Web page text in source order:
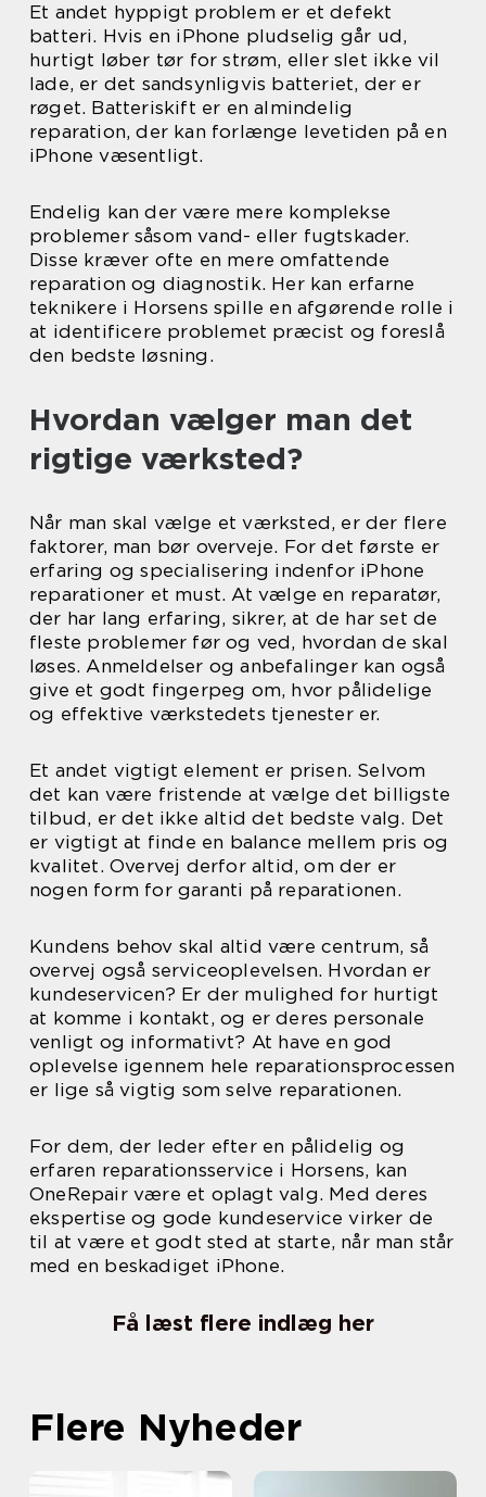
Et andet hyppigt problem er et defekt
batteri. Hvis en iPhone pludselig går ud,
hurtigt løber tør for strøm, eller slet ikke vil
lade, er det sandsynligvis batteriet, der er
røget. Batteriskift er en almindelig
reparation, der kan forlænge levetiden på en
iPhone væsentligt.
Endelig kan der være mere komplekse
problemer såsom vand- eller fugtskader.
Disse kræver ofte en mere omfattende
reparation og diagnostik. Her kan erfarne
teknikere i Horsens spille en afgørende rolle i
at identificere problemet præcist og foreslå
den bedste løsning.
Hvordan vælger man det
rigtige værksted?
Når man skal vælge et værksted, er der flere
faktorer, man bør overveje. For det første er
erfaring og specialisering indenfor iPhone
reparationer et must. At vælge en reparatør,
der har lang erfaring, sikrer, at de har set de
fleste problemer før og ved, hvordan de skal
løses. Anmeldelser og anbefalinger kan også
give et godt fingerpeg om, hvor pålidelige
og effektive værkstedets tjenester er.
Et andet vigtigt element er prisen. Selvom
det kan være fristende at vælge det billigste
tilbud, er det ikke altid det bedste valg. Det
er vigtigt at finde en balance mellem pris og
kvalitet. Overvej derfor altid, om der er
nogen form for garanti på reparationen.
Kundens behov skal altid være centrum, så
overvej også serviceoplevelsen. Hvordan er
kundeservicen? Er der mulighed for hurtigt
at komme i kontakt, og er deres personale
venligt og informativt? At have en god
oplevelse igennem hele reparationsprocessen
er lige så vigtig som selve reparationen.
For dem, der leder efter en pålidelig og
erfaren reparationsservice i Horsens, kan
OneRepair være et oplagt valg. Med deres
ekspertise og gode kundeservice virker de
til at være et godt sted at starte, når man står
med en beskadiget iPhone.
Få læst flere indlæg her
Flere Nyheder